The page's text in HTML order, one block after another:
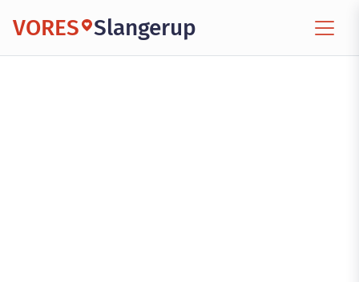
VORES Slangerup